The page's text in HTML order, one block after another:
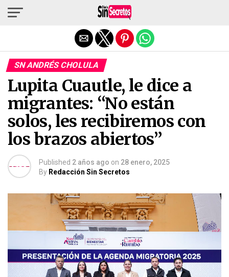
SN ANDRÉS CHOLULA
Lupita Cuautle, le dice a
migrantes: “No están
solos, les recibiremos con
los brazos abiertos”
Published 2 años ago on 28 enero, 2025
By Redacción Sin Secretos
Salir de la versión móvil